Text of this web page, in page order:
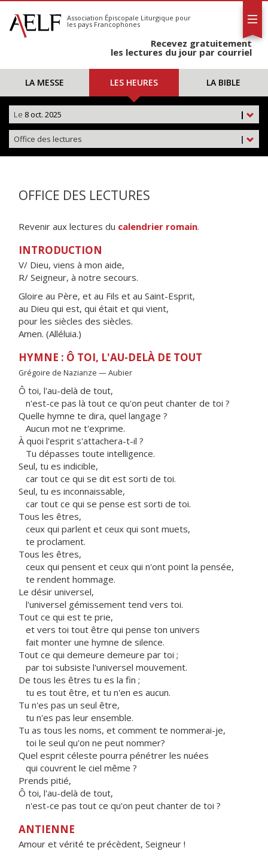
S'abonner
Calendrier
Association Épiscopale Liturgique pour
les pays Francophones
Recevez gratuitement
les lectures du jour par courriel
LA MESSE LES HEURES LA BIBLE
|
Le 8 oct. 2025
|
Office des lectures
OFFICE DES LECTURES
Revenir aux lectures du calendrier romain.
INTRODUCTION
V/ Dieu, viens à mon aide,
R/ Seigneur, à notre secours.
Gloire au Père, et au Fils et au Saint-Esprit,
au Dieu qui est, qui était et qui vient,
pour les siècles des siècles.
Amen. (Alléluia.)
HYMNE : Ô TOI, L'AU-DELÀ DE TOUT
Grégoire de Nazianze — Aubier
Ô toi, l'au-delà de tout,
n'est-ce pas là tout ce qu'on peut chanter de toi ?
Quelle hymne te dira, quel langage ?
Aucun mot ne t'exprime.
À quoi l'esprit s'attachera-t-il ?
Tu dépasses toute intelligence.
Seul, tu es indicible,
car tout ce qui se dit est sorti de toi.
Seul, tu es inconnaissable,
car tout ce qui se pense est sorti de toi.
Tous les êtres,
ceux qui parlent et ceux qui sont muets,
te proclament.
Tous les êtres,
ceux qui pensent et ceux qui n'ont point la pensée,
te rendent hommage.
Le désir universel,
l'universel gémissement tend vers toi.
Tout ce qui est te prie,
et vers toi tout être qui pense ton univers
fait monter une hymne de silence.
Tout ce qui demeure demeure par toi ;
par toi subsiste l'universel mouvement.
De tous les êtres tu es la fin ;
tu es tout être, et tu n'en es aucun.
Tu n'es pas un seul être,
tu n'es pas leur ensemble.
Tu as tous les noms, et comment te nommerai-je,
toi le seul qu'on ne peut nommer?
Quel esprit céleste pourra pénétrer les nuées
qui couvrent le ciel même ?
Prends pitié,
Ô toi, l'au-delà de tout,
n'est-ce pas tout ce qu'on peut chanter de toi ?
ANTIENNE
Amour et vérité te précèdent, Seigneur !